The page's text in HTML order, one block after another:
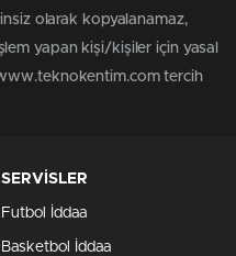
olarak kopyalanamaz,
yapan kişi/kişiler için yasal
tercih
SERVİSLER
Futbol İddaa
Basketbol İddaa